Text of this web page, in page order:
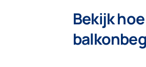
Bekijk